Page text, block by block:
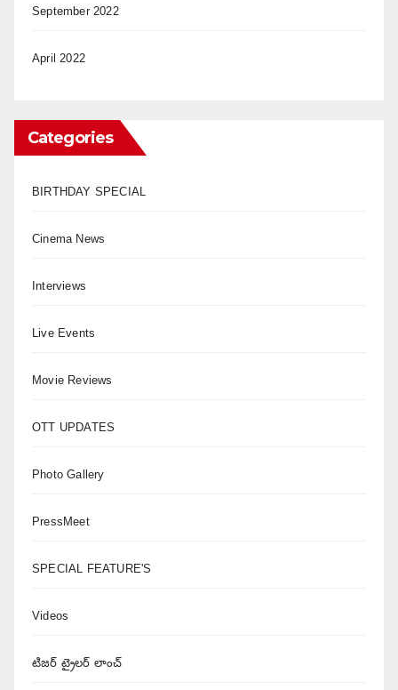
September 2022
April 2022
Categories
BIRTHDAY SPECIAL
Cinema News
Interviews
Live Events
Movie Reviews
OTT UPDATES
Photo Gallery
PressMeet
SPECIAL FEATURE'S
Videos
టిజర్ ట్రైలర్ లాంచ్